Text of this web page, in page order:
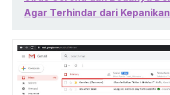
Agar Terhindar dari Kepanikan